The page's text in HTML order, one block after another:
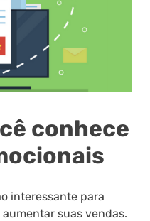
conhece
interessante para
suas vendas.